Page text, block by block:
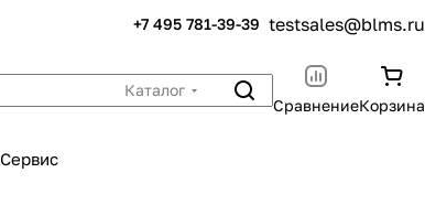
+7 495 781-39-39 testsales@blms.ru
Каталог
СравнениеКорзина
Сервис